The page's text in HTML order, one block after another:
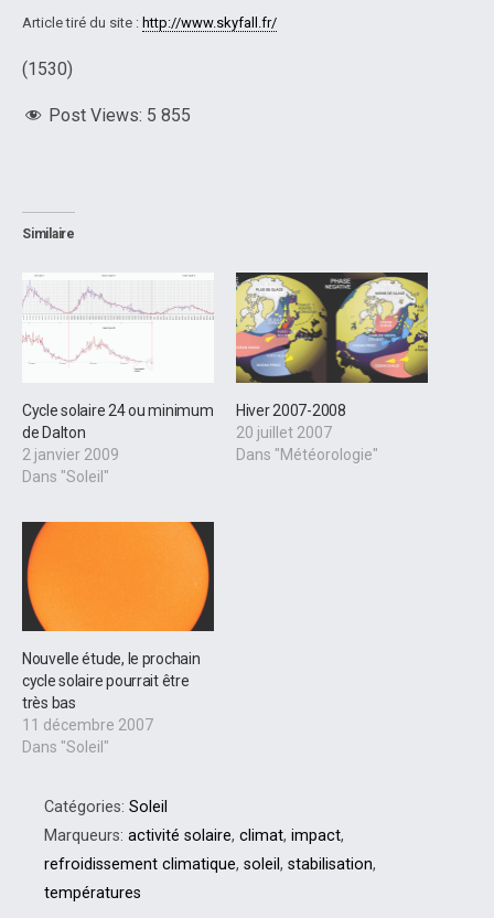
Article tiré du site : http://www.skyfall.fr/
(1530)
Post Views: 5 855
Similaire
Cycle solaire 24 ou minimum
de Dalton
2 janvier 2009
Dans "Soleil"
Hiver 2007-2008
20 juillet 2007
Dans "Météorologie"
Nouvelle étude, le prochain
cycle solaire pourrait être
très bas
11 décembre 2007
Dans "Soleil"
Catégories: Soleil
Marqueurs: activité solaire, climat, impact,
refroidissement climatique, soleil , stabilisation,
températures